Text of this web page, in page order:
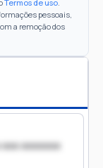
Termos de uso.
pessoais,
a remoção dos
xxxxxxx